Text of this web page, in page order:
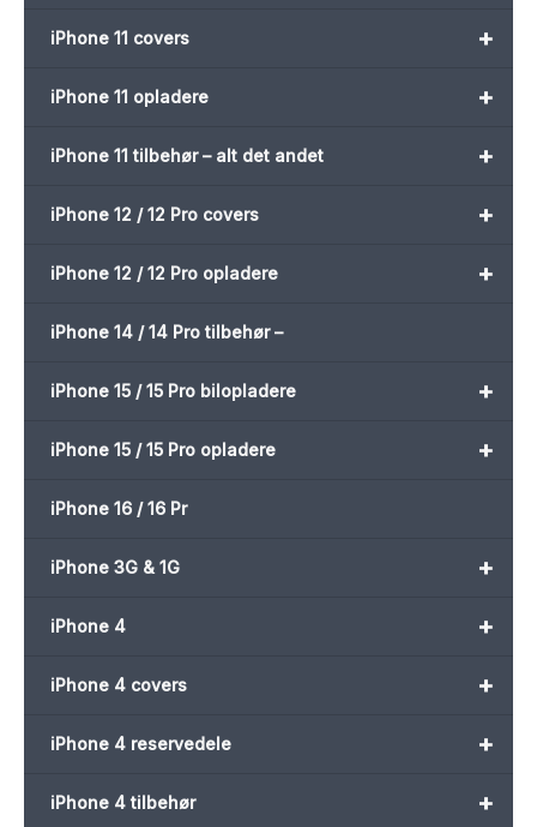
+
iPhone 11 covers
+
iPhone 11 opladere
+
iPhone 11 tilbehør – alt det andet
+
iPhone 12 / 12 Pro covers
+
iPhone 12 / 12 Pro opladere
iPhone 14 / 14 Pro tilbehør –
+
iPhone 15 / 15 Pro bilopladere
+
iPhone 15 / 15 Pro opladere
iPhone 16 / 16 Pr
+
iPhone 3G & 1G
+
iPhone 4
+
iPhone 4 covers
+
iPhone 4 reservedele
+
iPhone 4 tilbehør